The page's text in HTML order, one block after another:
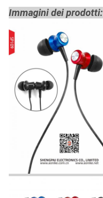
Immagini dei prodotti: